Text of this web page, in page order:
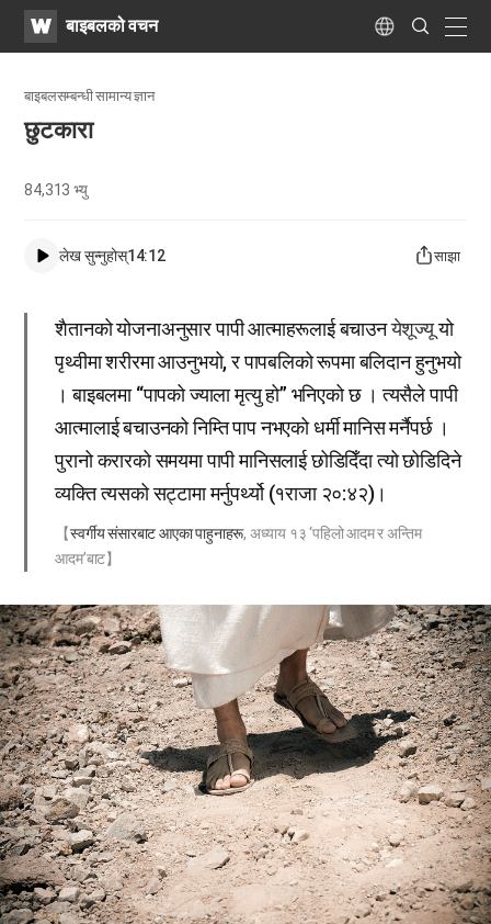
WATVबाइबलको वचन Language
Search
Submit
बाइबलसम्बन्धी सामान्य ज्ञान
छुटकारा
84,313भ्यु
लेख सुन्नुहोस्14:12 साझा
शैतानको योजनाअनुसार पापी आत्माहरूलाई बचाउनयेशूज्यूयो
पृथ्वीमा शरीरमा आउनुभयो, र पापबलिको रूपमा बलिदान हुनुभयो
। बाइबलमा “पापको ज्याला मृत्यु हो” भनिएको छ । त्यसैले पापी
आत्मालाई बचाउनको निम्ति पाप नभएको धर्मी मानिस मर्नैपर्छ ।
पुरानो करारको समयमा पापी मानिसलाई छोडिदिँदा त्यो छोडिदिने
व्यक्ति त्यसको सट्टामा मर्नुपर्थ्यो (१राजा २०:४२)।
【स्वर्गीय संसारबाट आएका पाहुनाहरू, अध्याय १३ ‘पहिलो आदम र अन्तिम
आदम’बाट】